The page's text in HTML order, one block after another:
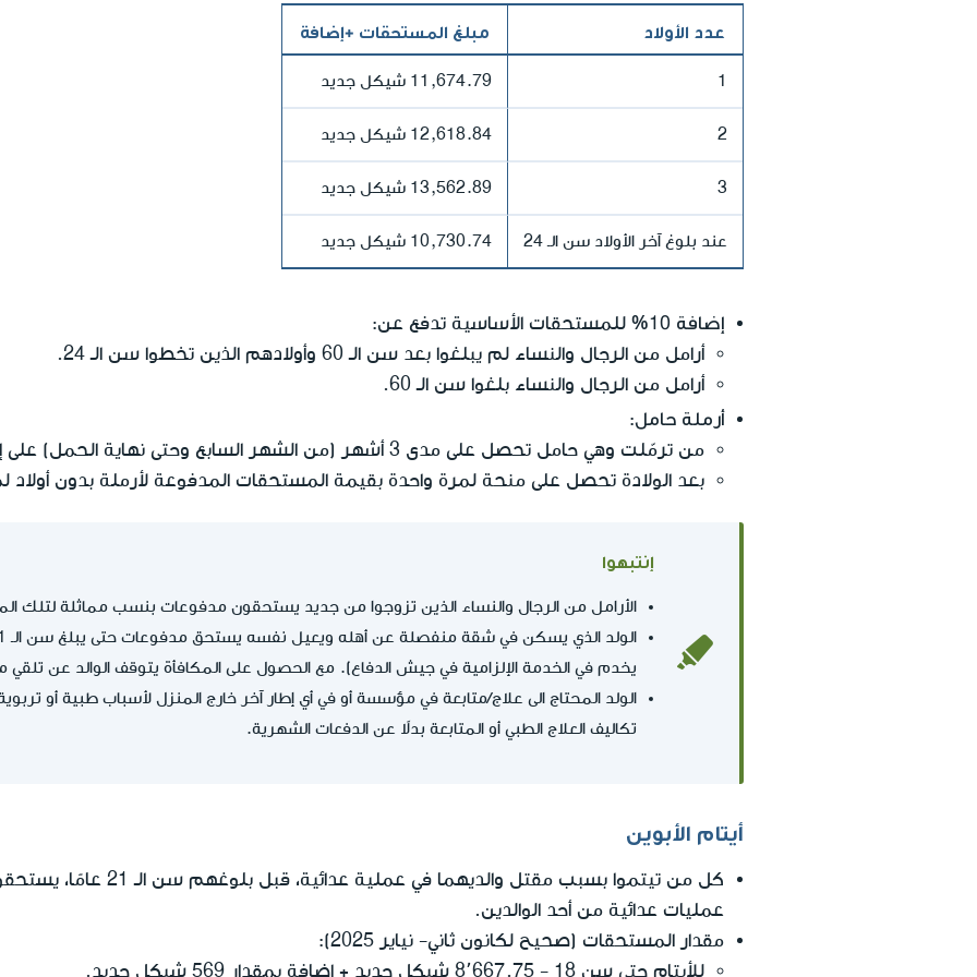
عدد الأولاد مبلغ المستحقات +إضافة
1 11,674.79 شيكل جديد
2 12,618.84 شيكل جديد
3 13,562.89 شيكل جديد
عند بلوغ آخر الأولاد سن الـ 24 10,730.74 شيكل جديد
إضافة 10%
للمستحقات الأساسية تدفع عن:
أرامل من الرجال والنساء لم يبلغوا بعد سن الـ 60 وأولادهم الذين تخطوا سن الـ 24.
أرامل من الرجال والنساء بلغوا سن الـ 60.
أرملة حامل :
من ترمّلت وهي حامل تحصل على مدى 3 أشهر (من الشهر السابع وحتى نهاية الحمل) على إضافة بنسبة ثلث ما تستحقه.
بعد الولادة تحصل على منحة لمرة واحدة بقيمة المستحقات المدفوعة لأرملة بدون أولاد لمدة 3
إنتبهوا
الأرامل من الرجال والنساء الذين تزوجوا من جديد يستحقون مدفوعات بنسب مماثلة لتلك
يخدم في الخدمة الإلزامية في جيش الدفاع). مع الحصول على المكافأة يتوقف الوالد عن تلقي
الولد المحتاج الى علاج/متابعة في مؤسسة أو في أي إطار آخر خارج المنزل لأسباب طبية أو
تكاليف العلاج الطبي أو المتابعة بدلاً عن الدفعات الشهرية.
أيتام الأبوين
كل من تيتموا بسبب مقتل
عمليات عدائية من أحد الوالدين.
مقدار المستحقات (صحيح لكانون ثاني- نياير 2025):
للأيتام حتى سن 18 - 8٬667.75 شيكل جديد + إضافة بمقدار 569 شيكل جديد.